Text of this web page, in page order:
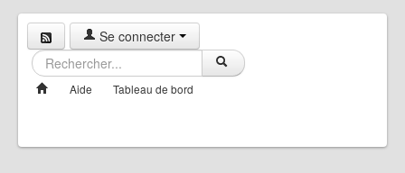
Se connecter
Aide Tableau de bord